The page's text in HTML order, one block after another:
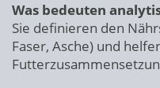
Was bedeuten
Sie definieren den
Faser, Asche) und